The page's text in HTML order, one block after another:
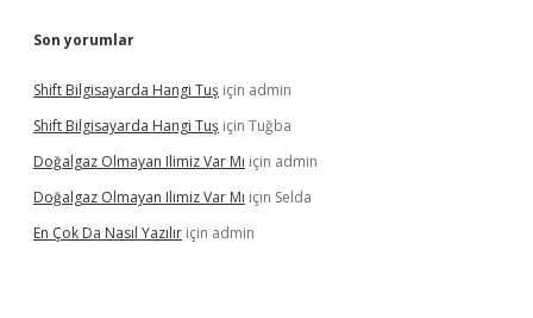
Son yorumlar
Shift Bilgisayarda Hangi Tuş için admin
Shift Bilgisayarda Hangi Tuş için Tuğba
Doğalgaz Olmayan Ilimiz Var Mı için admin
Doğalgaz Olmayan Ilimiz Var Mı için Selda
En Çok Da Nasıl Yazılır için admin